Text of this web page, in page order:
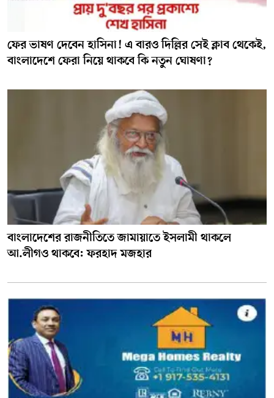
ফের ভাষণ দেবেন হাসিনা! এ বারও দিল্লির সেই ক্লাব থেকেই,
বাংলাদেশে ফেরা নিয়ে থাকবে কি নতুন ঘোষণা?
বাংলাদেশের রাজনীতিতে জামায়াতে ইসলামী থাকলে
আ.লীগও থাকবে: ফরহাদ মজহার